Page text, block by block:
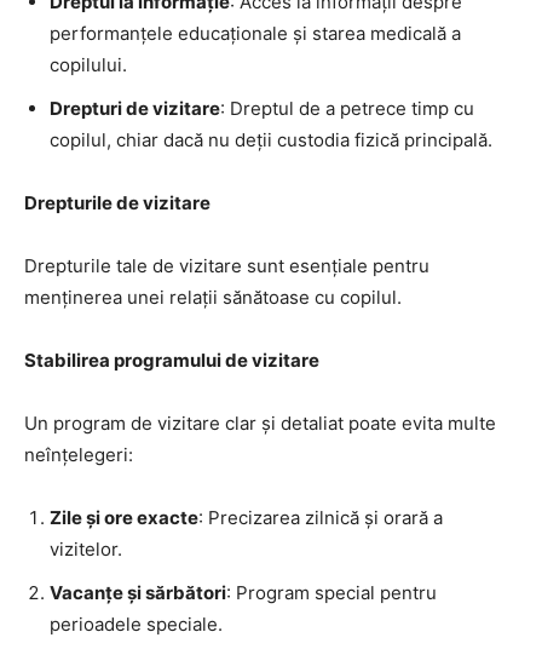
performanțele educaționale și starea medicală a
copilului.
Drepturi de vizitare: Dreptul de a petrece timp cu
copilul, chiar dacă nu deții custodia fizică principală.
Drepturile de vizitare
Drepturile tale de vizitare sunt esențiale pentru
menținerea unei relații sănătoase cu copilul.
Stabilirea programului de vizitare
Un program de vizitare clar și detaliat poate evita multe
neînțelegeri:
Zile și ore exacte: Precizarea zilnică și orară a
vizitelor.
Vacanțe și sărbători: Program special pentru
perioadele speciale.